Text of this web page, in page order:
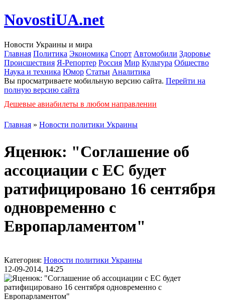
NovostiUA.net
Новости Украины и мира
Главная Политика Экономика Спорт Автомобили Здоровье
Происшествия Я-Репортер Россия Мир Культура Общество
Наука и техника Юмор Статьи Аналитика
Вы просматриваете мобильную версию сайта. Перейти на
полную версию сайта
Дешевые авиабилеты в любом направлении
Главная » Новости политики Украины
Яценюк: "Соглашение об
ассоциации с ЕС будет
ратифицировано 16 сентября
одновременно с
Европарламентом"
Категория: Новости политики Украины
12-09-2014, 14:25